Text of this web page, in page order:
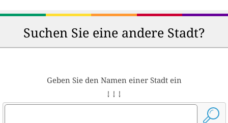
Suchen Sie eine andere Stadt?
Geben Sie den Namen einer Stadt ein
↓ ↓ ↓